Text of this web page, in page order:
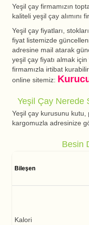
Yeşil çay firmamızın
kaliteli yeşil çay alımını
Yeşil çay fiyatları,
fiyat listemizde
adresine mail atarak
yeşil çay fiyatı almak
firmamızla irtibat
online sitemiz:
Yeşil Çay Nerede
Yeşil çay kurusunu kutu,
kargomuzla adresinize
Besin
Bileşen
Kalori